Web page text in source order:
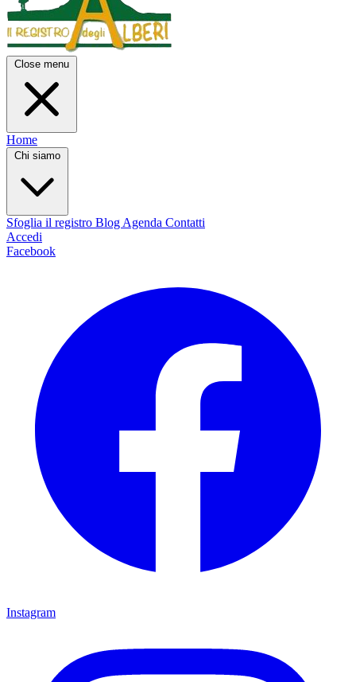
Close menu
Home
Chi siamo
Sfoglia il registro Blog Agenda Contatti
Accedi
Facebook
Instagram